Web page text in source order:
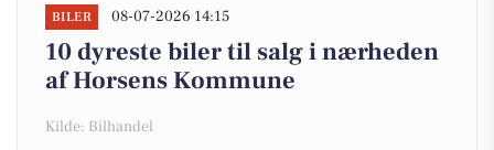
BILER 08-07-2026 14:15
10 dyreste biler til salg i nærheden
af Horsens Kommune
Kilde: Bilhandel